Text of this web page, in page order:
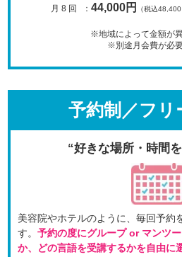
月 8 回 ：44,000円 （税込48,400
※地域によって金額が異
※別途月会費が必要
予約制／フリ
“好きな場所・時間
美容院やホテルのように、毎回予約
す。 予約の度にグループ or マンツー
か、どの言語を受講するかを自由に